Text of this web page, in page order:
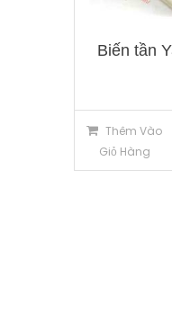
Biến tần
Thêm Vào
Giỏ Hàng